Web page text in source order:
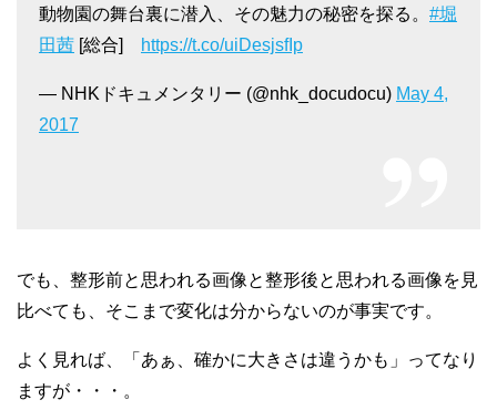
動物園の舞台裏に潜入、その魅力の秘密を探る。 #堀
田茜 [総合] https://t.co/uiDesjsfIp
— NHKドキュメンタリー (@nhk_docudocu) May 4,
2017
でも、整形前と思われる画像と整形後と思われる画像を見
比べても、そこまで変化は分からないのが事実です。
よく見れば、「あぁ、確かに大きさは違うかも」ってなり
ますが・・・。